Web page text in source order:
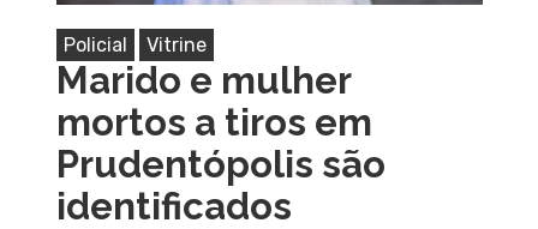
Policial Vitrine
Marido e mulher
mortos a tiros em
Prudentópolis são
identificados